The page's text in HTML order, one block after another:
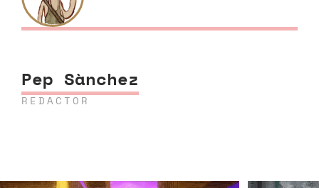
Pep Sànchez
REDACTOR